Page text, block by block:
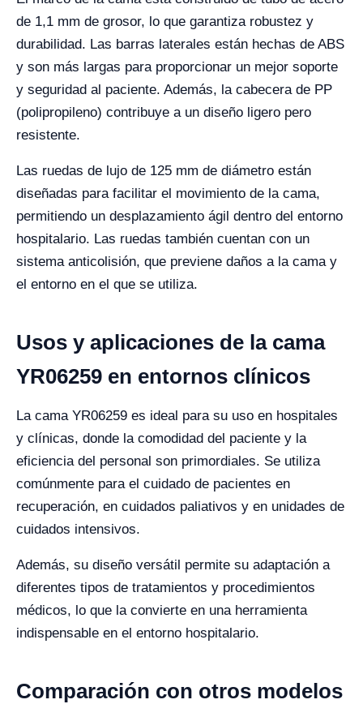
de 1,1 mm de grosor, lo que garantiza robustez y
durabilidad. Las barras laterales están hechas de ABS
y son más largas para proporcionar un mejor soporte
y seguridad al paciente. Además, la cabecera de PP
(polipropileno) contribuye a un diseño ligero pero
resistente.
Las ruedas de lujo de 125 mm de diámetro están
diseñadas para facilitar el movimiento de la cama,
permitiendo un desplazamiento ágil dentro del entorno
hospitalario. Las ruedas también cuentan con un
sistema anticolisión, que previene daños a la cama y
el entorno en el que se utiliza.
Usos y aplicaciones de la cama
YR06259 en entornos clínicos
La cama YR06259 es ideal para su uso en hospitales
y clínicas, donde la comodidad del paciente y la
eficiencia del personal son primordiales. Se utiliza
comúnmente para el cuidado de pacientes en
recuperación, en cuidados paliativos y en unidades de
cuidados intensivos.
Además, su diseño versátil permite su adaptación a
diferentes tipos de tratamientos y procedimientos
médicos, lo que la convierte en una herramienta
indispensable en el entorno hospitalario.
Comparación con otros modelos